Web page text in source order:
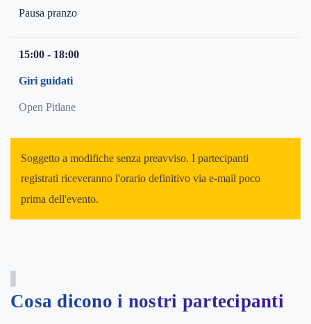
Pausa pranzo
15:00 - 18:00
Giri guidati
Open Pitlane
Soggetto a modifiche senza preavviso. I partecipanti
registrati riceveranno l'orario definitivo via e-mail poco
prima dell'evento.
Cosa dicono i nostri partecipanti